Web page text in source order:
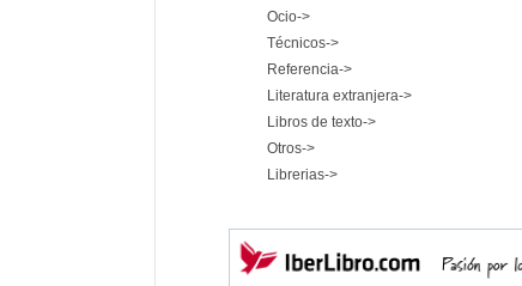
Ocio->
Técnicos->
Referencia->
Literatura extranjera->
Libros de texto->
Otros->
Librerias->